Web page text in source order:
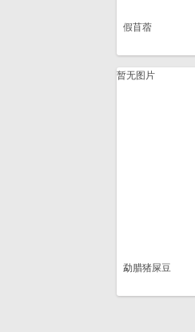
假苜蓿
暂无图片
勐腊猪屎豆